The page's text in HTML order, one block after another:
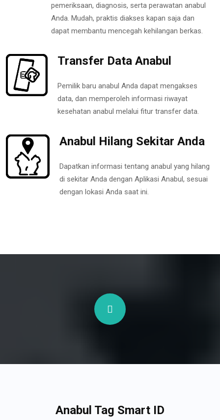
pemeriksaan, diagnosis, serta perawatan anabul
Anda. Mudah, praktis diakses kapan saja dan
dapat membantu mencegah kehilangan berkas.
Transfer Data Anabul
Pemilik baru anabul Anda dapat mengakses
data, dan memperoleh informasi riwayat
kesehatan anabul melalui fitur transfer data.
Anabul Hilang Sekitar Anda
Dapatkan informasi tentang anabul yang hilang
di sekitar Anda dengan Aplikasi Anabul, sesuai
dengan lokasi Anda saat ini.
Anabul Tag Smart ID